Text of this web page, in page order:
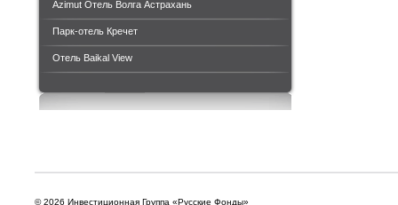
Azimut Отель Волга Астрахань
Парк-отель Кречет
Отель Baikal View
© 2026 Инвестиционная Группа «Русские Фонды»